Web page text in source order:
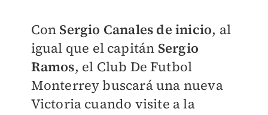
Con Sergio Canales de inicio, al
igual que el capitán Sergio
Ramos, el Club De Futbol
Monterrey buscará una nueva
Victoria cuando visite a la